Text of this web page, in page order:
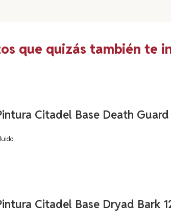
que quizás también te
Citadel Base Death Guard
Citadel Base Dryad Bark